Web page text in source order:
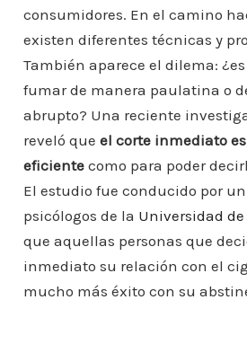
consumidores. En el camino
existen diferentes técnicas y
También aparece el dilema:
fumar de manera paulatina o
abrupto? Una reciente
reveló que el corte inmediato
eficientecomo para poder
El estudio fue conducido por
psicólogos de la Universidad de
que aquellas personas que
inmediato su relación con el
mucho más éxito con su